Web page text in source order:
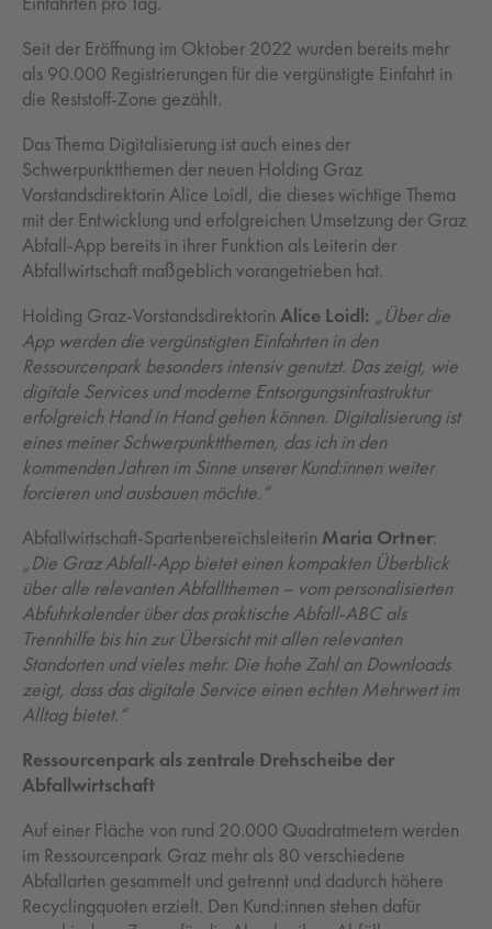
Seit der Eröffnung im Oktober 2022 wurden bereits mehr
als 90.000 Registrierungen für die vergünstigte Einfahrt in
die Reststoff-Zone gezählt.
Das Thema Digitalisierung ist auch eines der
Schwerpunktthemen der neuen Holding Graz
Vorstandsdirektorin Alice Loidl, die dieses wichtige Thema
mit der Entwicklung und erfolgreichen Umsetzung der Graz
Abfall-App bereits in ihrer Funktion als Leiterin der
Abfallwirtschaft maßgeblich vorangetrieben hat.
Holding Graz-Vorstandsdirektorin Alice Loidl: „Über die
App werden die vergünstigten Einfahrten in den
Ressourcenpark besonders intensiv genutzt. Das zeigt, wie
digitale Services und moderne Entsorgungsinfrastruktur
erfolgreich Hand in Hand gehen können. Digitalisierung ist
eines meiner Schwerpunktthemen, das ich in den
kommenden Jahren im Sinne unserer Kund:innen weiter
forcieren und ausbauen möchte.“
Abfallwirtschaft-Spartenbereichsleiterin Maria Ortner:
„Die Graz Abfall-App bietet einen kompakten Überblick
über alle relevanten Abfallthemen – vom personalisierten
Abfuhrkalender über das praktische Abfall-ABC als
Trennhilfe bis hin zur Übersicht mit allen relevanten
Standorten und vieles mehr. Die hohe Zahl an Downloads
zeigt, dass das digitale Service einen echten Mehrwert im
Alltag bietet.“
Ressourcenpark als zentrale Drehscheibe der
Abfallwirtschaft
Auf einer Fläche von rund 20.000 Quadratmetern werden
im Ressourcenpark Graz mehr als 80 verschiedene
Abfallarten gesammelt und getrennt und dadurch höhere
Recyclingquoten erzielt. Den Kund:innen stehen dafür